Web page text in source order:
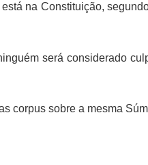
na Constituição,
será considerado
corpus sobre a mesma